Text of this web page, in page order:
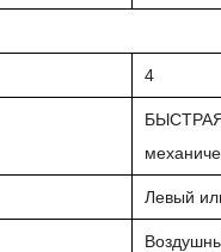
4
БЫСТРАЯ
Левый